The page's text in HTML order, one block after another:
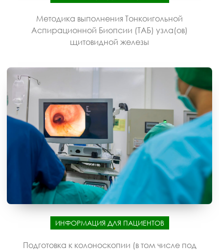
Методика выполнения Тонкоигольной
Аспирационной Биопсии (ТАБ) узла(ов)
щитовидной железы
ИНФОРМАЦИЯ ДЛЯ ПАЦИЕНТОВ
Подготовка к колоноскопии (в том числе под